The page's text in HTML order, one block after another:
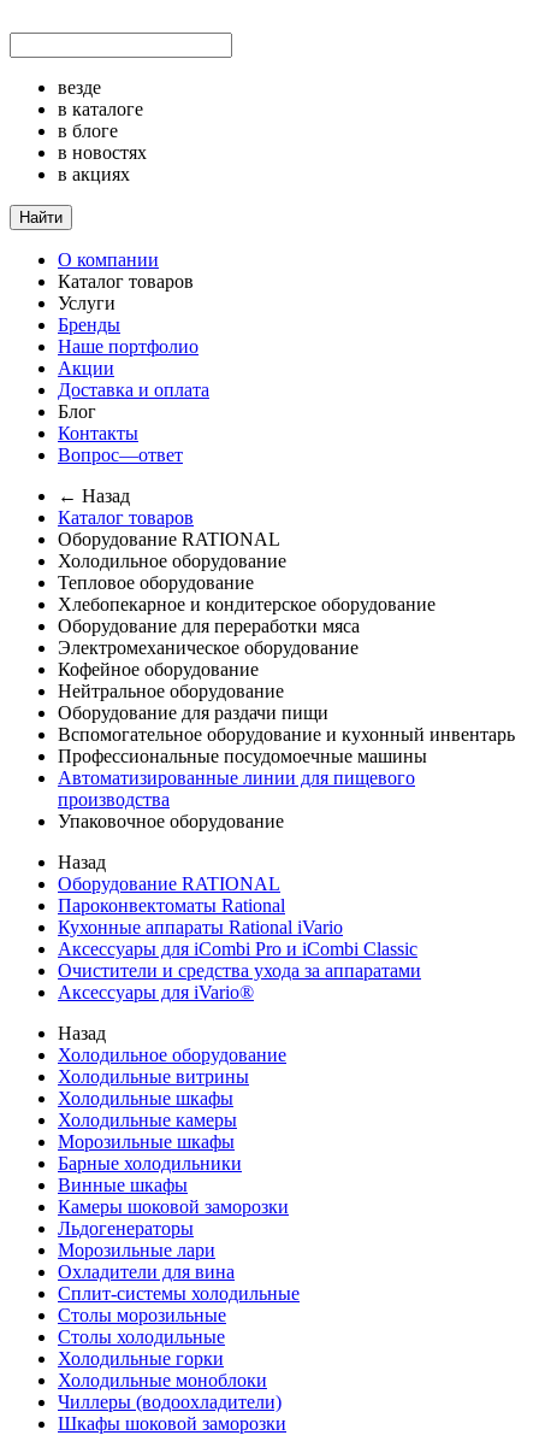
везде
в каталоге
в блоге
в новостях
в акциях
Найти
О компании
Каталог товаров
Услуги
Бренды
Наше портфолио
Акции
Доставка и оплата
Блог
Контакты
Вопрос—ответ
← Назад
Каталог товаров
Оборудование RATIONAL
Холодильное оборудование
Тепловое оборудование
Хлебопекарное и кондитерское оборудование
Оборудование для переработки мяса
Электромеханическое оборудование
Кофейное оборудование
Нейтральное оборудование
Оборудование для раздачи пищи
Вспомогательное оборудование и кухонный инвентарь
Профессиональные посудомоечные машины
Автоматизированные линии для пищевого
производства
Упаковочное оборудование
Назад
Оборудование RATIONAL
Пароконвектоматы Rational
Кухонные аппараты Rational iVario
Аксессуары для iCombi Pro и iCombi Classic
Очистители и средства ухода за аппаратами
Аксессуары для iVario®
Назад
Холодильное оборудование
Холодильные витрины
Холодильные шкафы
Холодильные камеры
Морозильные шкафы
Барные холодильники
Винные шкафы
Камеры шоковой заморозки
Льдогенераторы
Морозильные лари
Охладители для вина
Сплит-системы холодильные
Столы морозильные
Столы холодильные
Холодильные горки
Холодильные моноблоки
Чиллеры (водоохладители)
Шкафы шоковой заморозки